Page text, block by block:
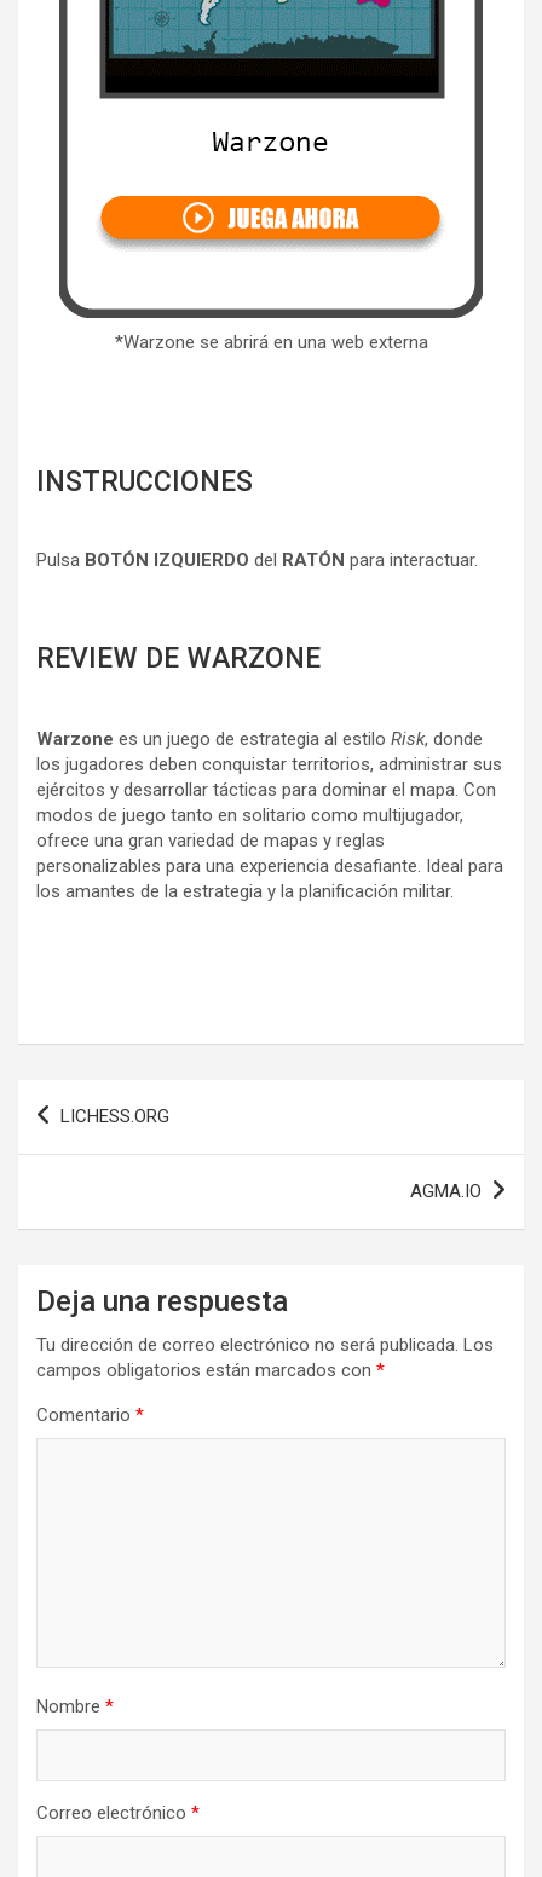
*Warzone se abrirá en una web externa
INSTRUCCIONES
Pulsa BOTÓN IZQUIERDO del RATÓN para interactuar.
REVIEW DE WARZONE
Warzone es un juego de estrategia al estilo Risk, donde
los jugadores deben conquistar territorios, administrar sus
ejércitos y desarrollar tácticas para dominar el mapa. Con
modos de juego tanto en solitario como multijugador,
ofrece una gran variedad de mapas y reglas
personalizables para una experiencia desafiante. Ideal para
los amantes de la estrategia y la planificación militar.
Navegación
LICHESS.ORG
AGMA.IO
Deja una respuesta
Tu dirección de correo electrónico no será publicada. Los
campos obligatorios están marcados con *
Comentario *
Nombre *
Correo electrónico *